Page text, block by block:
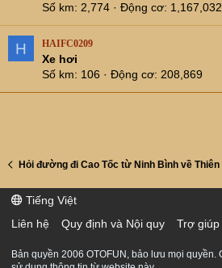
Số km 2,774 Động cơ 1,167,032
H HAIFC0209
Xe hơi
Số km
106 Động cơ 208,869
Hỏi đường đi Cao Tốc từ Ninh Bình về Thiên
Tiếng Việt
Liên hệ
Quy định và Nội quy Trợ giúp
Bản quyền 2006 OTOFUN, bảo lưu mọi quyền.